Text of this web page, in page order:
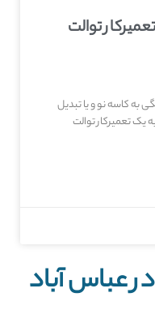
توالت
به کاسه نو و یا تبدیل
یک تعمیرکار توالت
عباس آباد